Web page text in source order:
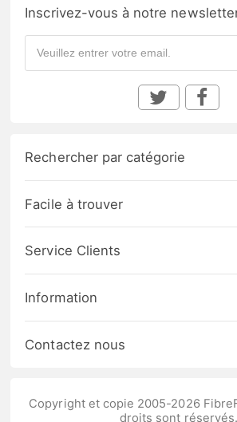
Inscrivez-vous à notre
Rechercher par catégorie
Facile à trouver
Service Clients
Information
Contactez nous
Copyright et copie 2005-2026
droits sont réservés.